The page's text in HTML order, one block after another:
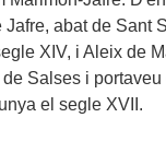
Jafre, abat de Sant
XIV, i Aleix de
Salses i
el segle XVII.